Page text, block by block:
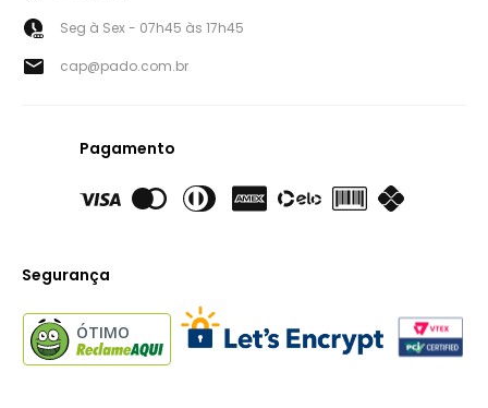
Seg à Sex - 07h45 às 17h45
cap@pado.com.br
Pagamento
Segurança
ÓTIMO